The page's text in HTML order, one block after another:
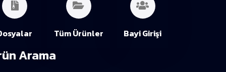
Tüm Ürünler Bayi Girişi
Arama